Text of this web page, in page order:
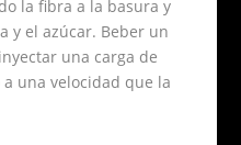
la fibra a la basura y
y el azúcar. Beber un
una carga de
una velocidad que la